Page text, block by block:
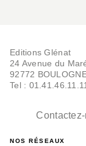
Editions Glénat
24 Avenue du
92772
Tel : 01.41.46.11.11
NOS RÉSEAUX